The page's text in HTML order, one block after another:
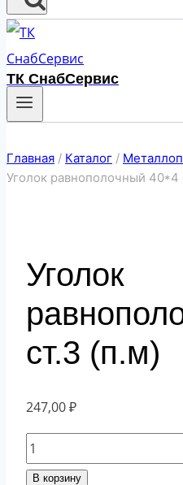
ТК СнабСервис
Главная / Каталог /
Уголок равнополочный 40*4
Уголок
ст.3 (п.м)
247,00₽
Количество
товара
В корзину